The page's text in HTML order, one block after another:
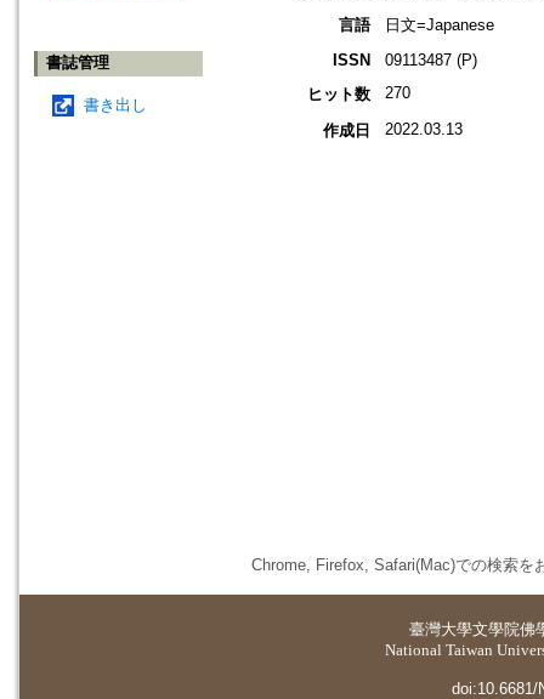
書誌管理
書き出し
言語
日文=Japanese
ISSN
09113487 (P)
ヒット数
270
作成日 2022.03.13
Chrome, Firefox, Safari(Mac)での検索を
臺灣大學文學院佛
National Taiwan
doi:10.6681/